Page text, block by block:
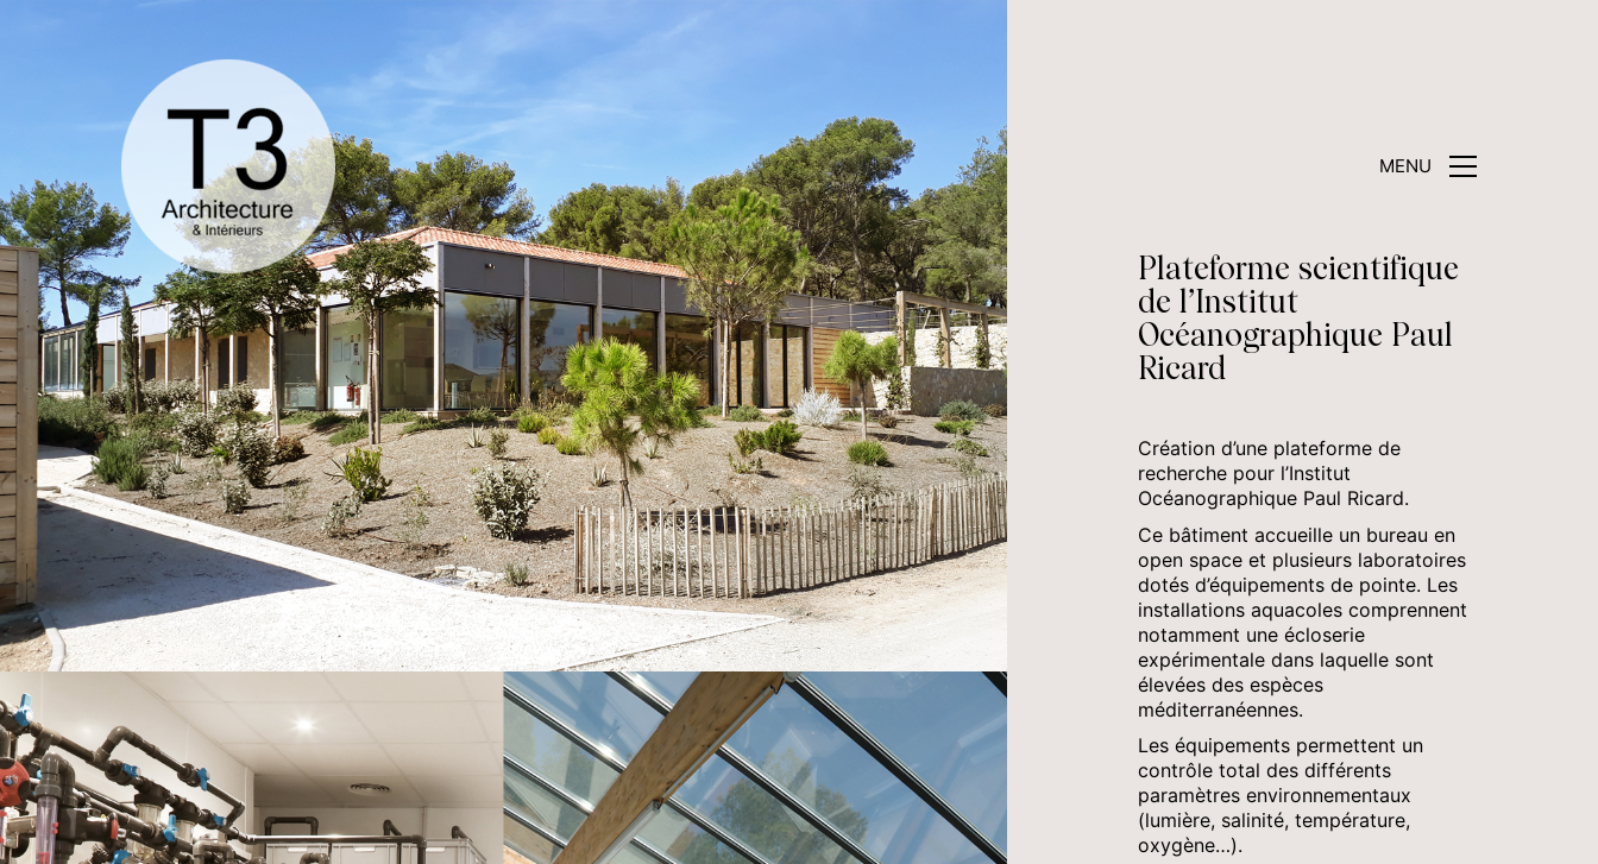
MENU
Plateforme scientifique
de l’Institut
Océanographique Paul
Ricard
Création d’une plateforme de
recherche pour l’Institut
Océanographique Paul Ricard.
Ce bâtiment accueille un bureau en
open space et plusieurs laboratoires
dotés d’équipements de pointe. Les
installations aquacoles comprennent
notamment une écloserie
expérimentale dans laquelle sont
élevées des espèces
méditerranéennes.
Les équipements permettent un
contrôle total des différents
paramètres environnementaux
(lumière, salinité, température,
oxygène…).